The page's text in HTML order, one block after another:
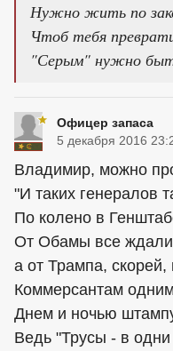
Нужно жить по
Чтоб тебя
"Серым" нужно
Офицер запаса
5 декабря 2016
Владимир, можно
"И таких генералов
По колено в
От Обамы все ждали
а от Трампа, скорей,
Коммерсантам
Днем и ночью
Ведь "Трусы - в